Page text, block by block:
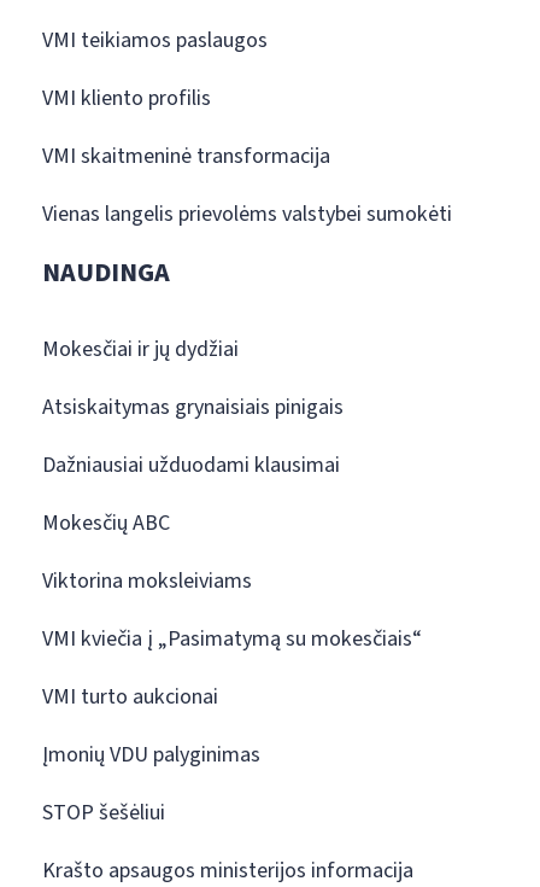
VMI teikiamos paslaugos
VMI kliento profilis
VMI skaitmeninė transformacija
Vienas langelis prievolėms valstybei sumokėti
NAUDINGA
Mokesčiai ir jų dydžiai
Atsiskaitymas grynaisiais pinigais
Dažniausiai užduodami klausimai
Mokesčių ABC
Viktorina moksleiviams
VMI kviečia į „Pasimatymą su mokesčiais“
VMI turto aukcionai
Įmonių VDU palyginimas
STOP šešėliui
Krašto apsaugos ministerijos informacija